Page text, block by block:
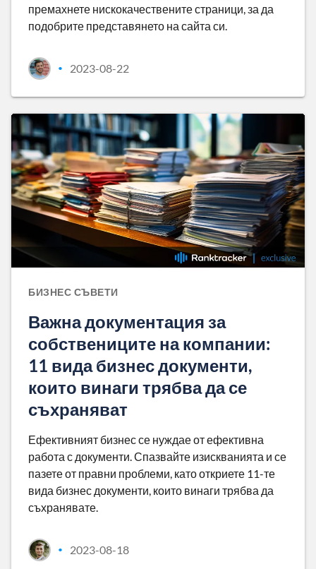
премахнете нискокачествените страници, за да
подобрите представянето на сайта си.
• 2023-08-22
БИЗНЕС СЪВЕТИ
Важна документация за
собствениците на компании:
11 вида бизнес документи,
които винаги трябва да се
съхраняват
Ефективният бизнес се нуждае от ефективна
работа с документи. Спазвайте изискванията и се
пазете от правни проблеми, като откриете 11-те
вида бизнес документи, които винаги трябва да
съхранявате.
• 2023-08-18